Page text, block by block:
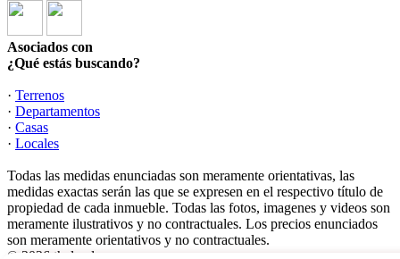
Asociados con
¿Qué estás buscando?
· Terrenos
· Departamentos
· Casas
· Locales
Todas las medidas enunciadas son meramente orientativas, las
medidas exactas serán las que se expresen en el respectivo título de
propiedad de cada inmueble. Todas las fotos, imagenes y videos son
meramente ilustrativos y no contractuales. Los precios enunciados
son meramente orientativos y no contractuales.
© 2026 thelandco.